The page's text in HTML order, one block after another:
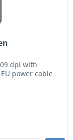
dpi with
power cable